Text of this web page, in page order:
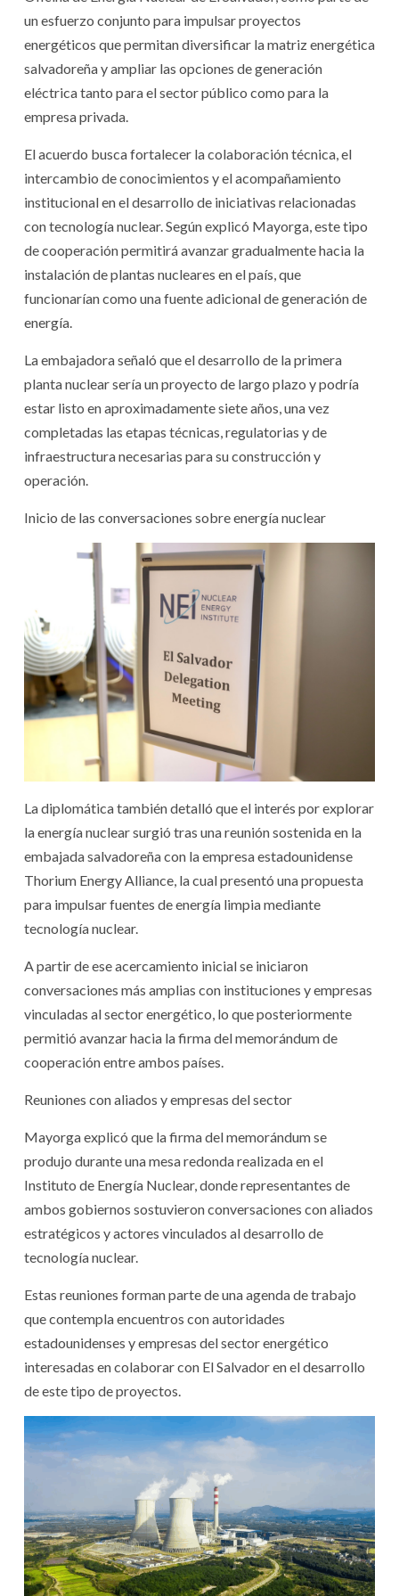
un esfuerzo conjunto para impulsar proyectos
energéticos que permitan diversificar la matriz energética
salvadoreña y ampliar las opciones de generación
eléctrica tanto para el sector público como para la
empresa privada.
El acuerdo busca fortalecer la colaboración técnica, el
intercambio de conocimientos y el acompañamiento
institucional en el desarrollo de iniciativas relacionadas
con tecnología nuclear. Según explicó Mayorga, este tipo
de cooperación permitirá avanzar gradualmente hacia la
instalación de plantas nucleares en el país, que
funcionarían como una fuente adicional de generación de
energía.
La embajadora señaló que el desarrollo de la primera
planta nuclear sería un proyecto de largo plazo y podría
estar listo en aproximadamente siete años, una vez
completadas las etapas técnicas, regulatorias y de
infraestructura necesarias para su construcción y
operación.
Inicio de las conversaciones sobre energía nuclear
La diplomática también detalló que el interés por explorar
la energía nuclear surgió tras una reunión sostenida en la
embajada salvadoreña con la empresa estadounidense
Thorium Energy Alliance, la cual presentó una propuesta
para impulsar fuentes de energía limpia mediante
tecnología nuclear.
A partir de ese acercamiento inicial se iniciaron
conversaciones más amplias con instituciones y empresas
vinculadas al sector energético, lo que posteriormente
permitió avanzar hacia la firma del memorándum de
cooperación entre ambos países.
Reuniones con aliados y empresas del sector
Mayorga explicó que la firma del memorándum se
produjo durante una mesa redonda realizada en el
Instituto de Energía Nuclear, donde representantes de
ambos gobiernos sostuvieron conversaciones con aliados
estratégicos y actores vinculados al desarrollo de
tecnología nuclear.
Estas reuniones forman parte de una agenda de trabajo
que contempla encuentros con autoridades
estadounidenses y empresas del sector energético
interesadas en colaborar con El Salvador en el desarrollo
de este tipo de proyectos.